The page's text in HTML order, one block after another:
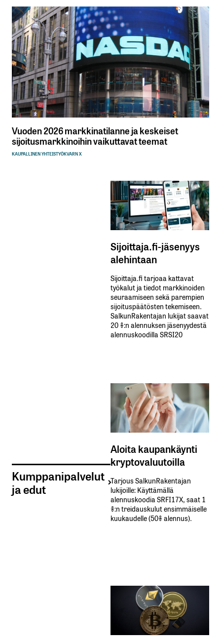
Vuoden 2026 markkinatilanne ja keskeiset
sijoitusmarkkinoihin vaikuttavat teemat
KAUPALLINEN YHTEISTYÖKVARN X
Kumppanipalvelut
ja edut
Sijoittaja.fi-jäsenyys
alehintaan
Sijoittaja.fi tarjoaa kattavat
työkalut ja tiedot markkinoiden
seuraamiseen sekä parempien
sijoituspäätösten tekemiseen.
SalkunRakentajan lukijat saavat
20 %:n alennuksen jäsenyydestä
alennuskoodilla SRSI20
Aloita kaupankäynti
kryptovaluutoilla
Tarjous SalkunRakentajan
lukijoille: Käyttämällä​ ​
alennuskoodia​ ​SRFI17X,​ ​saat​ ​1
%:n treidauskulut​ ​ensimmäiselle​ ​
kuukaudelle​ ​(50%​ ​alennus).